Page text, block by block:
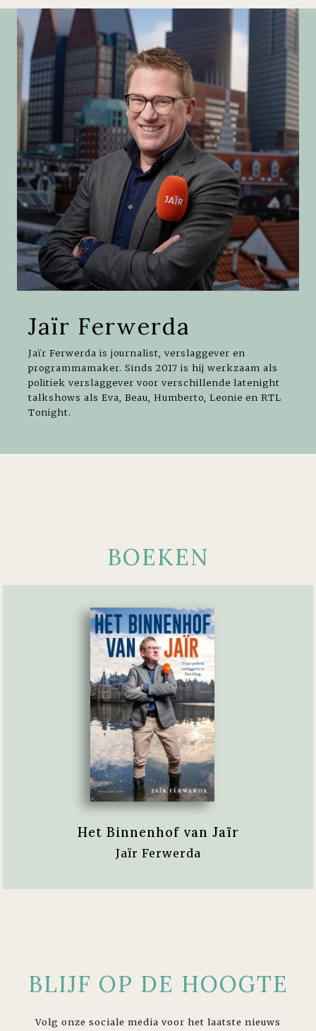
Jaïr Ferwerda
Jaïr Ferwerda is journalist, verslaggever en
programmamaker. Sinds 2017 is hij werkzaam als
politiek verslaggever voor verschillende latenight
talkshows als Eva, Beau, Humberto, Leonie en RTL
Tonight.
BOEKEN
Het Binnenhof van Jaïr
Jaïr Ferwerda
BLIJF OP DE HOOGTE
Volg onze sociale media voor het laatste nieuws